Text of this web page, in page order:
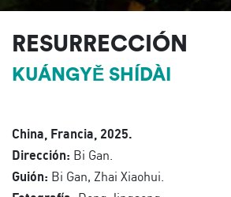
RESURRECCIÓN
KUÁNGYĚ SHÍDÀI
China, Francia, 2025.
Dirección: Bi Gan.
Guión: Bi Gan, Zhai Xiaohui.